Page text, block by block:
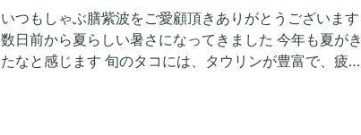
いつもしゃぶ膳紫波をご愛顧頂きありがとうございます
数日前から夏らしい暑さになってきました 今年も夏がき
たなと感じます 旬のタコには、タウリンが豊富で、疲労